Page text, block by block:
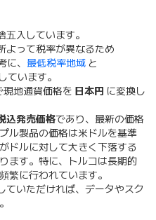
入しています。
よって税率が異なるため
、 最低税率地域 と
ています。
地通貨価格を 日本円 に変換し
込発売価格であり、最新の価格
ル製品の価格は米ドルを基準
ドルに対して大きく下落する
ます。特に、トルコは長期的
繁に行われています。
ていただければ、データやスク